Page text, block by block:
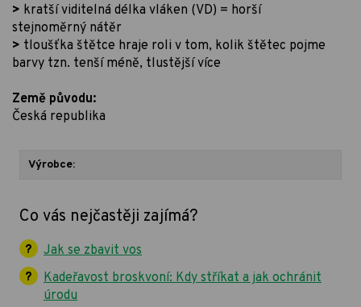
> kratší viditelná délka vláken (VD) = horší
stejnoměrný nátěr
> tloušťka štětce hraje roli v tom, kolik štětec pojme
barvy tzn. tenší méně, tlustější více
Země původu:
Česká republika
Výrobce:
Co vás nejčastěji zajímá?
Jak se zbavit vos
Kadeřavost broskvoní: Kdy stříkat a jak ochránit
úrodu